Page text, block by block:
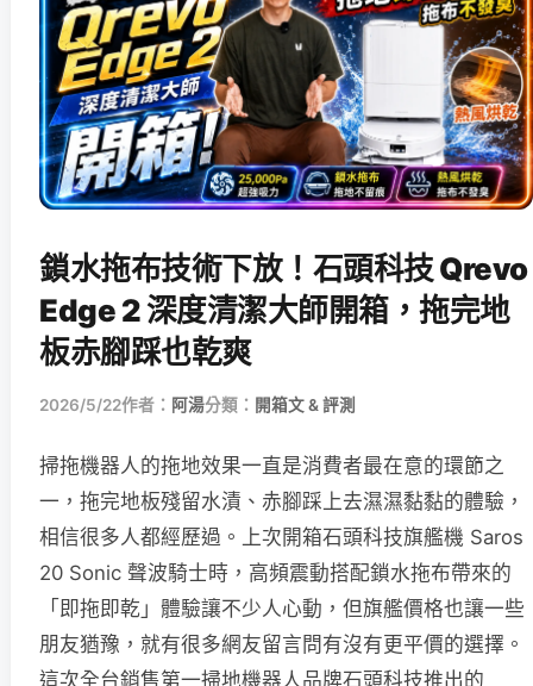
鎖水拖布技術下放！石頭科技 Qrevo
Edge 2 深度清潔大師開箱，拖完地
板赤腳踩也乾爽
2026/5/22作者： 阿湯分類： 開箱文 & 評測
掃拖機器人的拖地效果一直是消費者最在意的環節之
一，拖完地板殘留水漬、赤腳踩上去濕濕黏黏的體驗，
相信很多人都經歷過。上次開箱石頭科技旗艦機 Saros
20 Sonic 聲波騎士時，高頻震動搭配鎖水拖布帶來的
「即拖即乾」體驗讓不少人心動，但旗艦價格也讓一些
朋友猶豫，就有很多網友留言問有沒有更平價的選擇。
這次全台銷售第一掃地機器人品牌石頭科技推出的